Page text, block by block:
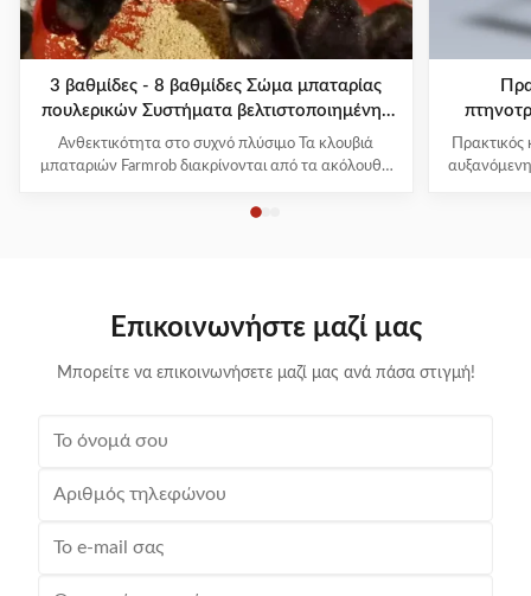
3 βαθμίδες - 8 βαθμίδες Σώμα μπαταρίας
πουλερικών Συστήματα βελτιστοποιημένης
κατανάλωσης Κλουβί ανατροφής νεοσσών
Ανθεκτικότητα στο συχνό πλύσιμο Τα κλουβιά
μπαταριών Farmrob διακρίνονται από τα ακόλουθα
1Μπορεί να αναθρέψει κοτόπουλα που
Επικοινωνήστε μαζί μας
Μπορείτε να επικοινωνήσετε μαζί μας ανά πάσα στιγμή!